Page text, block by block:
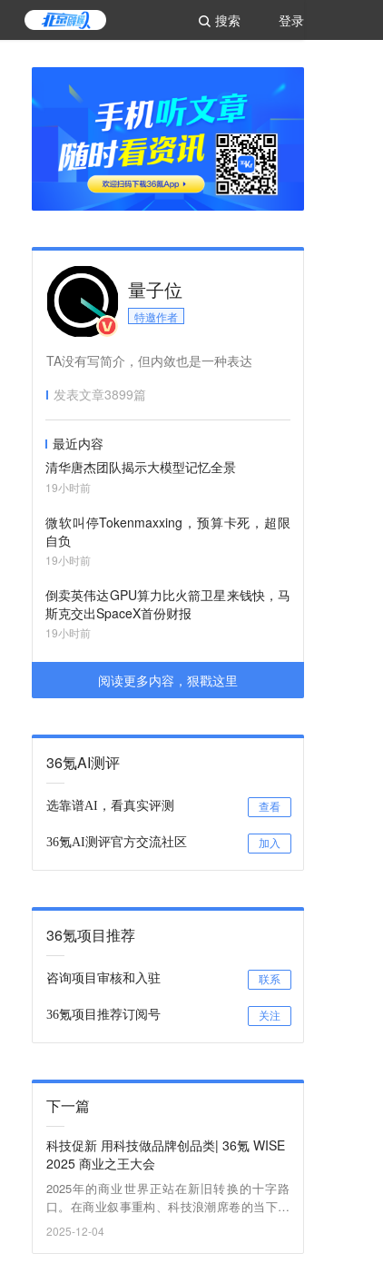
登录
搜索
量子位
特邀作者
TA没有写简介，但内敛也是一种表达
发表文章3899篇
最近内容
清华唐杰团队揭示大模型记忆全景
19小时前
微软叫停Tokenmaxxing，预算卡死，超限
自负
19小时前
倒卖英伟达GPU算力比火箭卫星来钱快，马
斯克交出SpaceX首份财报
19小时前
阅读更多内容，狠戳这里
36氪AI测评
选靠谱AI，看真实评测 查看
36氪AI测评官方交流社区 加入
36氪项目推荐
咨询项目审核和入驻 联系
36氪项目推荐订阅号 关注
下一篇
科技促新 用科技做品牌创品类| 36氪 WISE
2025 商业之王大会
2025年的商业世界正站在新旧转换的十字路
口。在商业叙事重构、科技浪潮席卷的当下，
WISE2025商业之王大会以“风景这边独好”为基
2025-12-04